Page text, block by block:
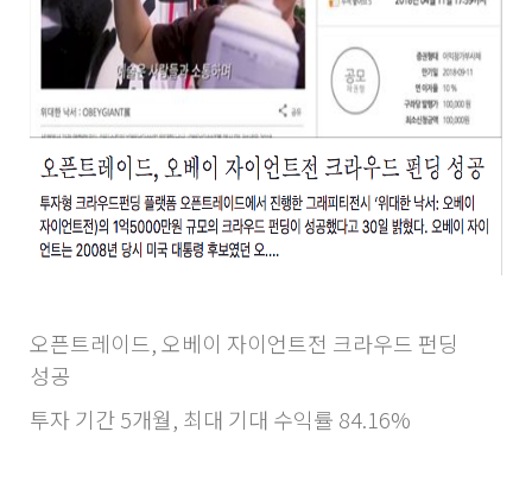
오픈트레이드, 오베이 자이언트전 크라우드 펀딩
성공
투자 기간 5개월, 최대 기대 수익률 84.16%